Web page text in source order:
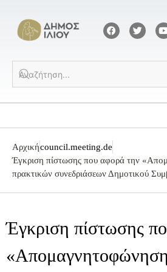
Αρχικήcouncil.meeting.de
Έγκριση πίστωσης που αφορά την
πρακτικών συνεδριάσεων Δημοτικού
Έγκριση πίστωσης